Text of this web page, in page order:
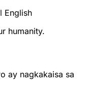
English
humanity.
ay nagkakaisa sa